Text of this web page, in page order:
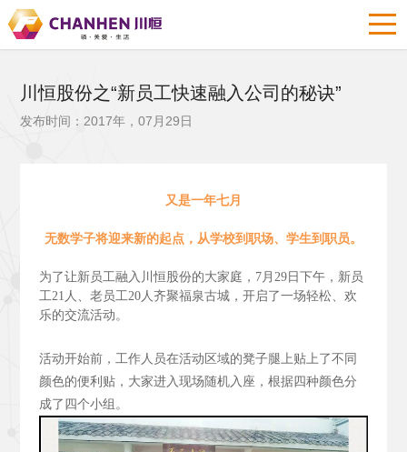
川恒股份之“新员工快速融入公司的秘诀”
发布时间：2017年，07月29日
又是一年七月
无数学子将迎来新的起点，从学校到职场、学生到职员。
为了让新员工融入川恒股份的大家庭，7月29日下午，新员
工21人、老员工20人齐聚福泉古城，开启了一场轻松、欢
乐的交流活动。
活动开始前，工作人员在活动区域的凳子腿上贴上了不同
颜色的便利贴，大家进入现场随机入座，根据四种颜色分
成了四个小组。